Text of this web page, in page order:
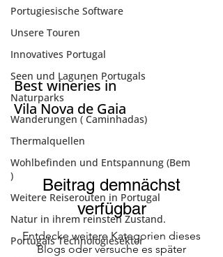
Portugiesische Software
Unsere Touren
Innovatives Portugal
Seen und Lagunen Portugals
Naturparks
Wanderungen ( Caminhadas)
Thermalquellen
Wohlbefinden und Entspannung (Bem
)
Weitere Reiserouten in Portugal
Natur in ihrem reinsten Zustand.
Portugals Technologiesektor
Beste Weingüter
in Vila Nova de
Gai
Best wineries in
Vila Nova de Gaia
Beitrag demnächst
verfügbar
Entdecke weitere Kategorien dieses
Blogs oder versuche es später